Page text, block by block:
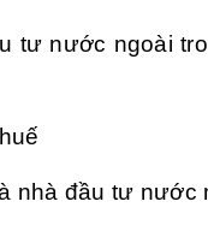
tư nước ngoài
nhà đầu tư nước